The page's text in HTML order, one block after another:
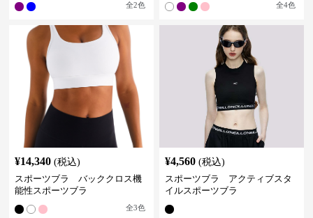
全2色 全4色
¥14,340 (税込)
スポーツブラ バッククロス機
能性スポーツブラ
全3色
¥4,560 (税込)
スポーツブラ アクティブスタ
イルスポーツブラ